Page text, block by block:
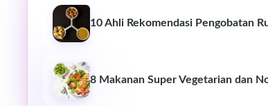
10 Ahli Rekomendasi Pengobatan
8 Makanan Super Vegetarian dan